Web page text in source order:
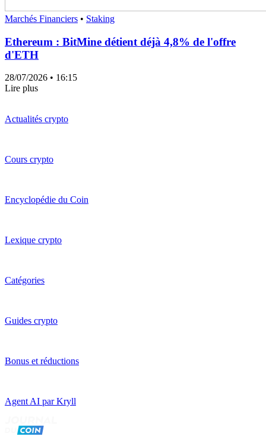
Marchés Financiers • Staking
Ethereum : BitMine détient déjà 4,8% de l'offre
d'ETH
28/07/2026 • 16:15
Lire plus
Actualités crypto
Cours crypto
Encyclopédie du Coin
Lexique crypto
Catégories
Guides crypto
Bonus et réductions
Agent AI par Kryll